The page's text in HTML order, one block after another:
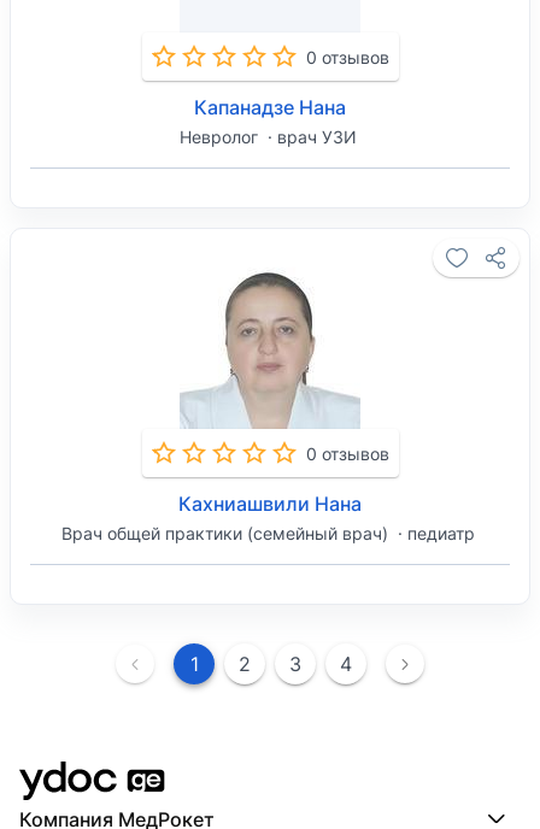
0 отзывов
Капанадзе Нана
Невролог врач УЗИ
0 отзывов
Кахниашвили Нана
Врач общей практики (семейный врач) педиатр
1 2 3 4
Компания МедРокет